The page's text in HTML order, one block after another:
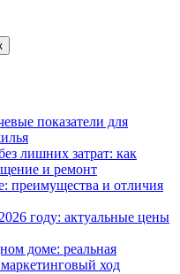
показатели для
лишних затрат: как
и ремонт
преимущества и отличия
году: актуальные цены
доме: реальная
ход